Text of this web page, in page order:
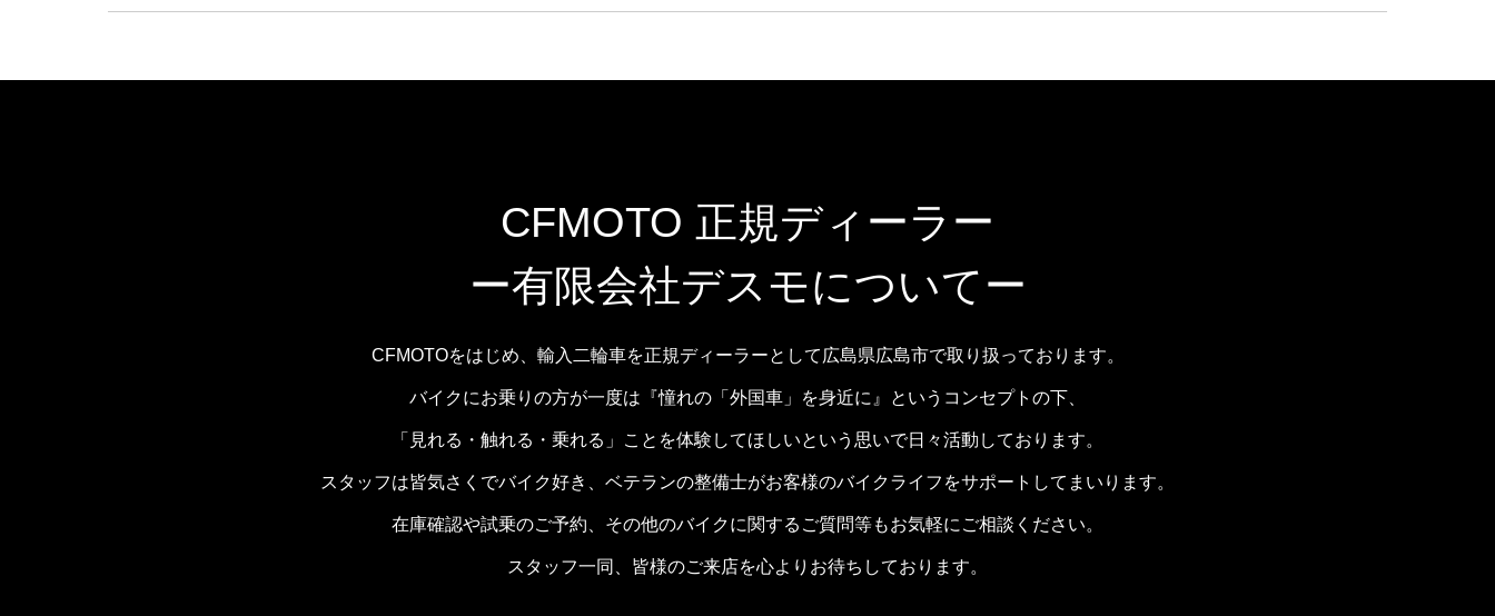
CFMOTO 正規ディーラー
ー有限会社デスモについてー
CFMOTOをはじめ、輸入二輪車を正規ディーラーとして広島県広島市で取り扱っております。
バイクにお乗りの方が一度は『憧れの「外国車」を身近に』というコンセプトの下、
「見れる・触れる・乗れる」ことを体験してほしいという思いで日々活動しております。
スタッフは皆気さくでバイク好き、ベテランの整備士がお客様のバイクライフをサポートしてまいります。
在庫確認や試乗のご予約、その他のバイクに関するご質問等もお気軽にご相談ください。
スタッフ一同、皆様のご来店を心よりお待ちしております。